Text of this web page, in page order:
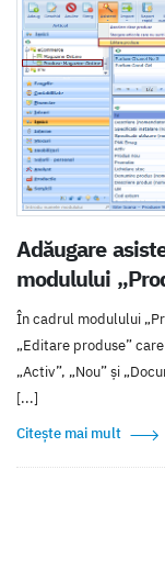
Adăugare
modulului
În cadrul modulului
„Editare produse”
„Activ”, „Nou” și
[...]
Citește mai mult